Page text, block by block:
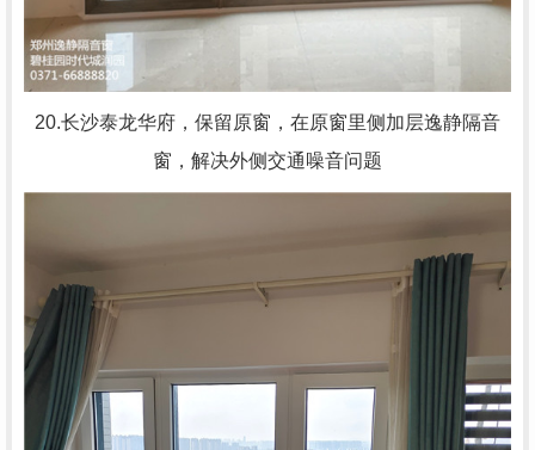
20.长沙泰龙华府， 保留原窗，在原窗里侧加层逸静隔音
窗，解决外侧交通噪音问题